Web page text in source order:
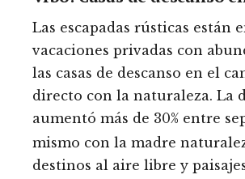
Las escapadas rústicas están
vacaciones privadas con
las casas de descanso en el
directo con la naturaleza. La
aumentó más de 30% entre
mismo con la madre
destinos al aire libre y